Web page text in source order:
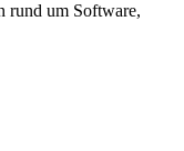
rund um Software,